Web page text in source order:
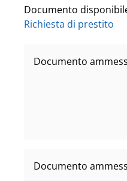
Documento
Richiesta di prestito
Documento
Documento